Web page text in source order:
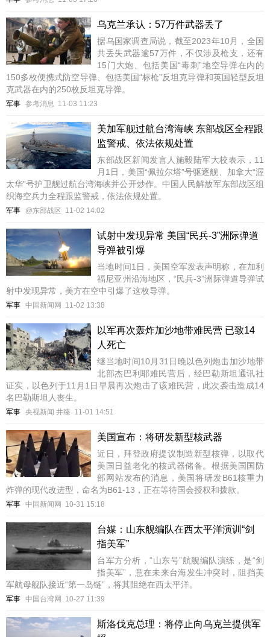
乌克兰承认：57万件武器丢了
据乌国家调查局说，截至2023年10月，全国
共丢失武器逾57万件，不仅涉及枪支，还有
15门大炮、包括美国“毒刺”地空导弹在内的
150多枚便携式防空导弹、包括美国“标枪”反坦克导弹和英国轻型反坦
克武器在内的250枚反坦克导弹。
军事 参考消息 11-03 11:23
美加军舰过航台湾海峡 东部战区全程跟
监警戒、依法依规处置
东部战区新闻发言人施毅陆军大校表示，11
月1日，美国“佩拉尔塔”号驱逐舰、加拿大“渥
太华”号护卫舰过航台湾海峡并公开炒作。中国人民解放军东部战区组
织海空兵力全程跟监警戒，依法依规处置。
军事 @东部战区 11-02 14:02
试射中发现异常 美国“民兵-3”洲际弹道
导弹被引爆
当地时间1日，美国空军发表声明称，在加利
福尼亚州沿海地区，“民兵-3”洲际弹道导弹试
射中发现异常，美方在空中引爆了这枚导弹。
军事 中国新闻网 11-02 13:38
以军再次轰炸加沙地带难民营 已致14
人死亡
继当地时间10月31日晚以色列炮击加沙地带
北部杰巴利耶难民营后，经巴勒斯坦通讯社
证实，以色列于11月1日早晨再次炮击了该难民营，此次袭击造成14
名巴勒斯坦人丧生。
军事 央视新闻 井臻 11-01 14:51
美国宣布：将研发新型核武器
近日，拜登政府提议制造新型核弹，以取代
美国日益老化的核武器储备。根据美国国防
部网站发布的消息，美国将研发B61核重力
炸弹的现代改进型，命名为B61-13，正在等待国会授权和拨款。
军事 中国新闻网 10-31 15:18
台媒：山东舰编队在西太平洋演训“剑
指美军”
台军方分析，“山东号”航舰编队演练，是“剑
指美军”，意在未来台海发生冲突时，阻挡美
军航母舰队接近“第一岛链”，将其阻绝在西太平洋。
军事 中国台湾网 10-27 11:39
斯洛伐克总理：将停止向乌克兰提供军